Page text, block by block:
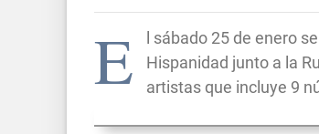
E
l sábado 25 de enero
Hispanidad junto a la
artistas que incluye 9